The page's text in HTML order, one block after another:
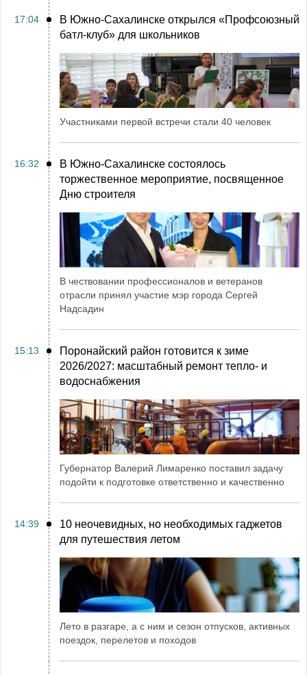
17:04
В Южно-Сахалинске открылся «Профсоюзный
батл-клуб» для школьников
Участниками первой встречи стали 40 человек
16:32
В Южно-Сахалинске состоялось
торжественное мероприятие, посвященное
Дню строителя
В чествовании профессионалов и ветеранов
отрасли принял участие мэр города Сергей
Надсадин
15:13
Поронайский район готовится к зиме
2026/2027: масштабный ремонт тепло- и
водоснабжения
Губернатор Валерий Лимаренко поставил задачу
подойти к подготовке ответственно и качественно
14:39
10 неочевидных, но необходимых гаджетов
для путешествия летом
Лето в разгаре, а с ним и сезон отпусков, активных
поездок, перелетов и походов